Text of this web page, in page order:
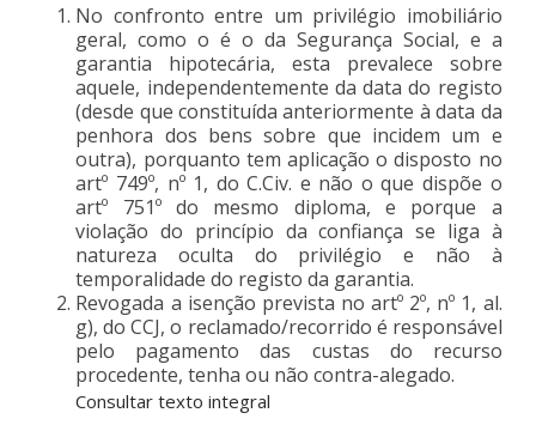
No confronto entre um privilégio imobiliário
geral, como o é o da Segurança Social, e a
garantia hipotecária, esta prevalece sobre
aquele, independentemente da data do registo
(desde que constituída anteriormente à data da
penhora dos bens sobre que incidem um e
outra), porquanto tem aplicação o disposto no
artº 749º, nº 1, do C.Civ. e não o que dispõe o
artº 751º do mesmo diploma, e porque a
violação do princípio da confiança se liga à
natureza oculta do privilégio e não à
temporalidade do registo da garantia.
Revogada a isenção prevista no artº 2º, nº 1, al.
g), do CCJ, o reclamado/recorrido é responsável
pelo pagamento das custas do recurso
procedente, tenha ou não contra-alegado.
Consultar texto integral